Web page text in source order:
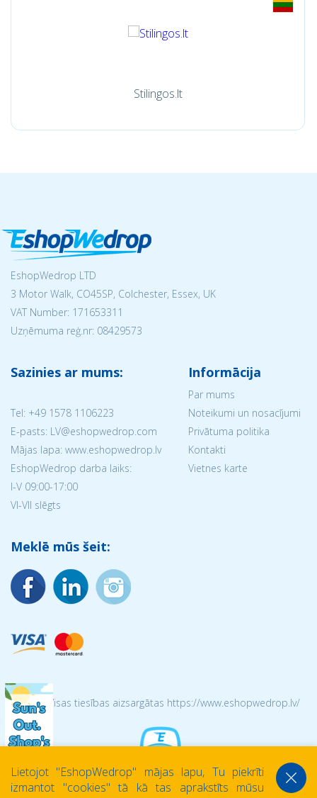
Stilingos.lt
EshopWedrop LTD
3 Motor Walk, CO45SP, Colchester, Essex, UK
VAT Number: 171653311
Uzņēmuma reģ.nr: 08429573
Sazinies ar mums:
Tel: +49 1578 1106223
E-pasts: LV@eshopwedrop.com
Mājas lapa: www.eshopwedrop.lv
EshopWedrop darba laiks:
I-V 09:00-17:00
VI-VII slēgts
Informācija
Par mums
Noteikumi un nosacījumi
Privātuma politika
Kontakti
Vietnes karte
Meklē mūs šeit:
© 2026 Visas tiesības aizsargātas https://www.eshopwedrop.lv/
Lietojot ''EshopWedrop'' mājas lapu, Tu piekrīti
izmantot ''cookies'' tā kā tas aprakstīts mūsu